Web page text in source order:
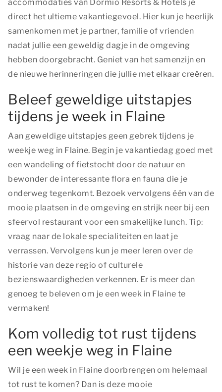
accommodaties van Dormio Resorts & Hotels je
direct het ultieme vakantiegevoel. Hier kun je heerlijk
samenkomen met je partner, familie of vrienden
nadat jullie een geweldig dagje in de omgeving
hebben doorgebracht. Geniet van het samenzijn en
de nieuwe herinneringen die jullie met elkaar creëren.
Beleef geweldige uitstapjes
tijdens je week in Flaine
Aan geweldige uitstapjes geen gebrek tijdens je
weekje weg in Flaine. Begin je vakantiedag goed met
een wandeling of fietstocht door de natuur en
bewonder de interessante flora en fauna die je
onderweg tegenkomt. Bezoek vervolgens één van de
mooie plaatsen in de omgeving en strijk neer bij een
sfeervol restaurant voor een smakelijke lunch. Tip:
vraag naar de lokale specialiteiten en laat je
verrassen. Vervolgens kun je meer leren over de
historie van deze regio of culturele
bezienswaardigheden verkennen. Er is meer dan
genoeg te beleven om je een week in Flaine te
vermaken!
Kom volledig tot rust tijdens
een weekje weg in Flaine
Wil je een week in Flaine doorbrengen om helemaal
tot rust te komen? Dan is deze mooie